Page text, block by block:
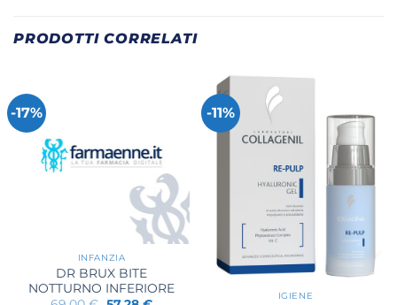
PRODOTTI CORRELATI
-17%
INFANZIA
DR BRUX BITE
NOTTURNO INFERIORE
-11%
IGIENE